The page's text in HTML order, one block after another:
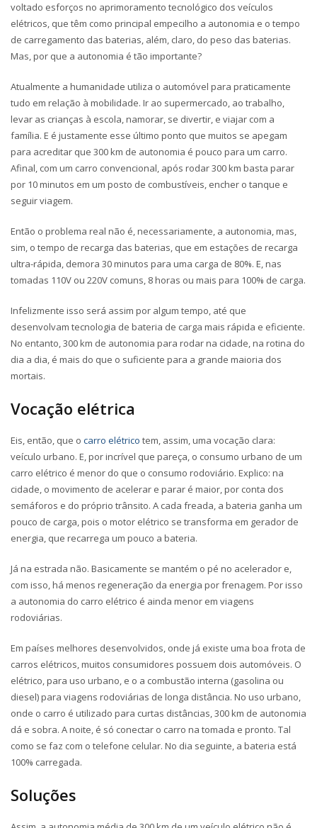
voltado esforços no aprimoramento tecnológico dos veículos
elétricos, que têm como principal empecilho a autonomia e o tempo
de carregamento das baterias, além, claro, do peso das baterias.
Mas, por que a autonomia é tão importante?
Atualmente a humanidade utiliza o automóvel para praticamente
tudo em relação à mobilidade. Ir ao supermercado, ao trabalho,
levar as crianças à escola, namorar, se divertir, e viajar com a
família. E é justamente esse último ponto que muitos se apegam
para acreditar que 300 km de autonomia é pouco para um carro.
Afinal, com um carro convencional, após rodar 300 km basta parar
por 10 minutos em um posto de combustíveis, encher o tanque e
seguir viagem.
Então o problema real não é, necessariamente, a autonomia, mas,
sim, o tempo de recarga das baterias, que em estações de recarga
ultra-rápida, demora 30 minutos para uma carga de 80%. E, nas
tomadas 110V ou 220V comuns, 8 horas ou mais para 100% de carga.
Infelizmente isso será assim por algum tempo, até que
desenvolvam tecnologia de bateria de carga mais rápida e eficiente.
No entanto, 300 km de autonomia para rodar na cidade, na rotina do
dia a dia, é mais do que o suficiente para a grande maioria dos
mortais.
Vocação elétrica
Eis, então, que o carro elétrico tem, assim, uma vocação clara:
veículo urbano. E, por incrível que pareça, o consumo urbano de um
carro elétrico é menor do que o consumo rodoviário. Explico: na
cidade, o movimento de acelerar e parar é maior, por conta dos
semáforos e do próprio trânsito. A cada freada, a bateria ganha um
pouco de carga, pois o motor elétrico se transforma em gerador de
energia, que recarrega um pouco a bateria.
Já na estrada não. Basicamente se mantém o pé no acelerador e,
com isso, há menos regeneração da energia por frenagem. Por isso
a autonomia do carro elétrico é ainda menor em viagens
rodoviárias.
Em países melhores desenvolvidos, onde já existe uma boa frota de
carros elétricos, muitos consumidores possuem dois automóveis. O
elétrico, para uso urbano, e o a combustão interna (gasolina ou
diesel) para viagens rodoviárias de longa distância. No uso urbano,
onde o carro é utilizado para curtas distâncias, 300 km de autonomia
dá e sobra. A noite, é só conectar o carro na tomada e pronto. Tal
como se faz com o telefone celular. No dia seguinte, a bateria está
100% carregada.
Soluções